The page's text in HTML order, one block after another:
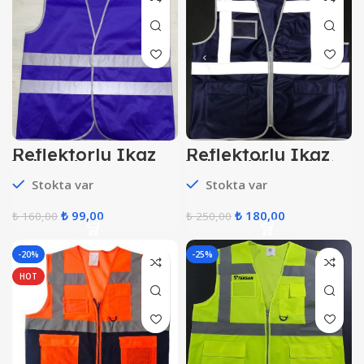
Reflektörlü İkaz
Yelek Mor
Stokta var
₺160,00 ₺ 99,00
Reflektörlü İkaz
Yelek Mühendis (
Larcivet )
Stokta var
₺250,00 ₺ 180,00
-20%
HOT
-25%